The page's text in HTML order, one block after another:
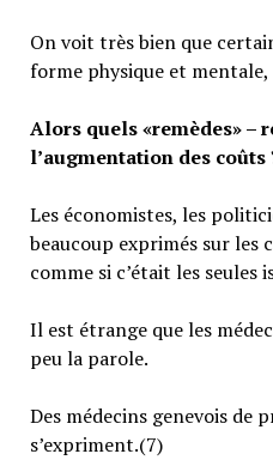
On voit très bien que
forme physique et mentale,
Alors quels «remèdes» –
l’augmentation des coûts
Les économistes, les
beaucoup exprimés sur les
comme si c’était les seules
Il est étrange que les
peu la parole.
Des médecins genevois de
s’expriment.(7)